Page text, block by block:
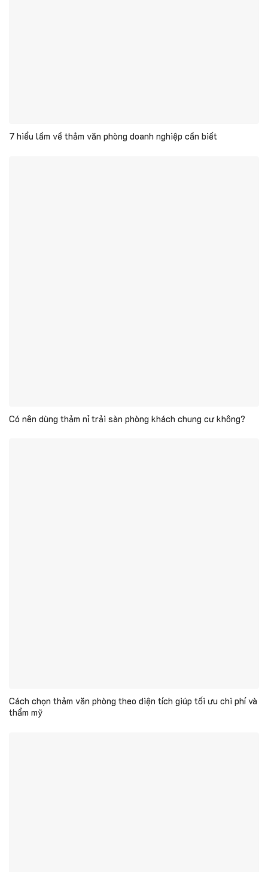
7 hiểu lầm về thảm văn phòng doanh nghiệp cần biết
Có nên dùng thảm nỉ trải sàn phòng khách chung cư không?
Cách chọn thảm văn phòng theo diện tích giúp tối ưu chi phí và
thẩm mỹ